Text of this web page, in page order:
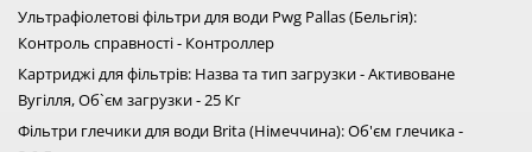
Ультрафіолетові фільтри для води Pwg Pallas (Бельгія):
Контроль справності - Контроллер
Картриджі для фільтрів: Назва та тип загрузки - Активоване
Вугілля, Об`єм загрузки - 25 Кг
Фільтри глечики для води Brita (Німеччина): Об'єм глечика -